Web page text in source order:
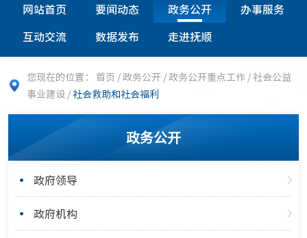
网站首页 要闻动态 政务公开
办事服务
互动交流
数据发布 走进抚顺
您现在的位置： 首页 /政务公开 /政务公开重点工作 /社会公益
事业建设 /社会救助和社会福利
政务公开
政府领导
政府机构